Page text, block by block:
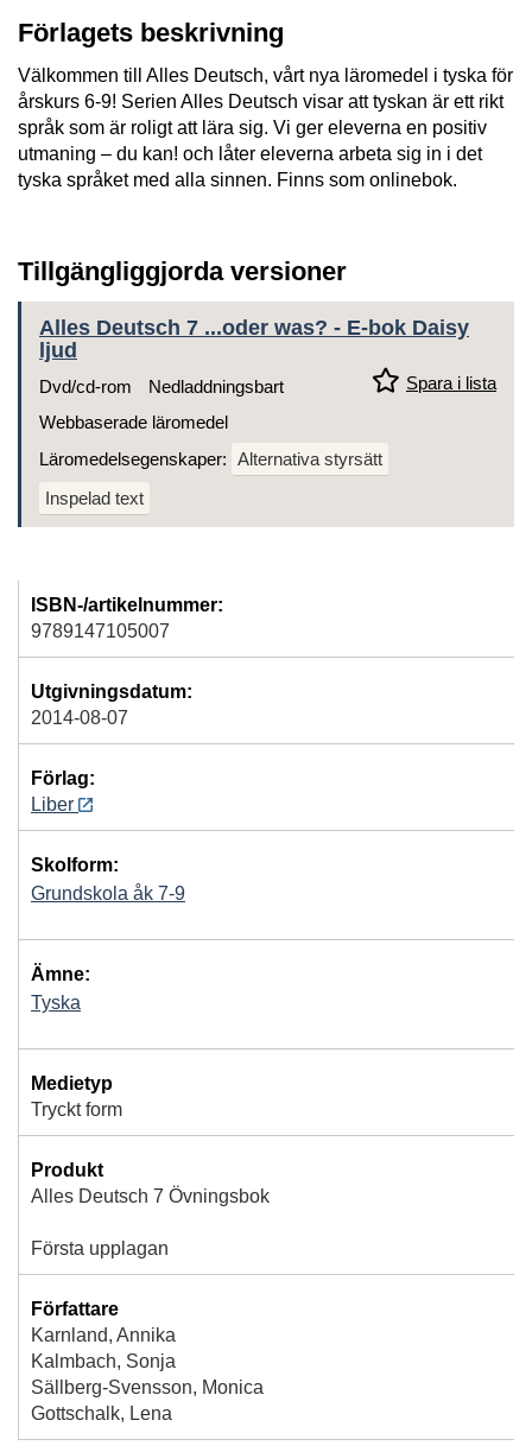
Förlagets beskrivning
Välkommen till Alles Deutsch, vårt nya läromedel i tyska för
årskurs 6-9! Serien Alles Deutsch visar att tyskan är ett rikt
språk som är roligt att lära sig. Vi ger eleverna en positiv
utmaning – du kan! och låter eleverna arbeta sig in i det
tyska språket med alla sinnen. Finns som onlinebok.
Tillgängliggjorda versioner
Alles Deutsch 7 ...oder was? - E-bok Daisy
ljud
Spara i lista
Dvd/cd-rom
Nedladdningsbart
Webbaserade läromedel
Läromedelsegenskaper: Alternativa styrsätt
Inspelad text
ISBN-/artikelnummer:
9789147105007
Utgivningsdatum:
2014-08-07
Förlag:
Liber
Skolform:
Grundskola åk 7-9
Ämne:
Tyska
Medietyp
Tryckt form
Produkt
Alles Deutsch 7 Övningsbok
Första upplagan
Författare
Karnland, Annika
Kalmbach, Sonja
Sällberg-Svensson, Monica
Gottschalk, Lena